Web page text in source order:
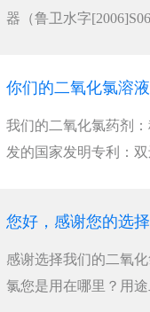
器（鲁卫水字
你们的二氧化氯溶
我们的二氧化氯药剂
发的国家发明专利：
您好，感谢您的选
感谢选择我们的二氧
氯您是用在哪里？用